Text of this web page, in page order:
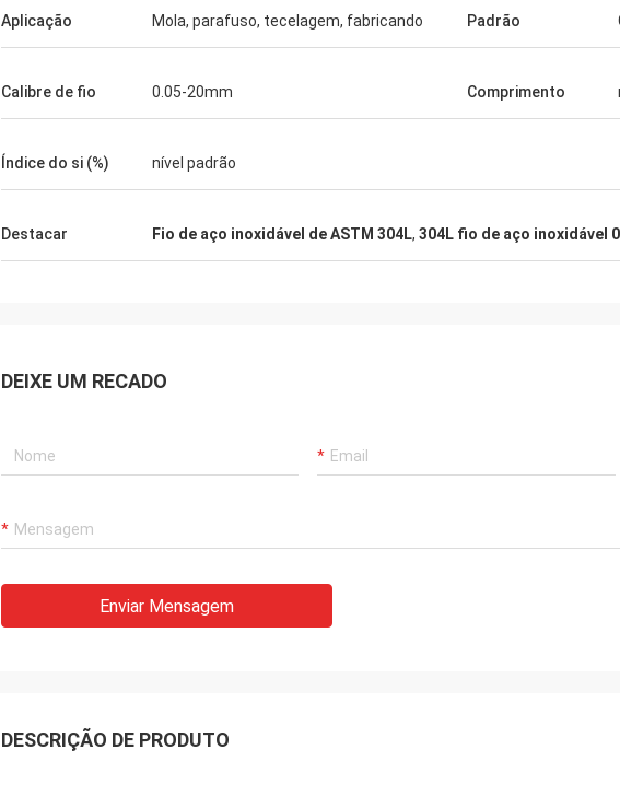
Aplicação Mola, parafuso, tecelagem, fabricando Padrão
Calibre de fio 0.05-20mm Comprimento
Índice do si (%) nível padrão
Destacar Fio de aço inoxidável de ASTM 304L, 304L fio de aço inoxidável
DEIXE UM RECADO
Enviar Mensagem
DESCRIÇÃO DE PRODUTO